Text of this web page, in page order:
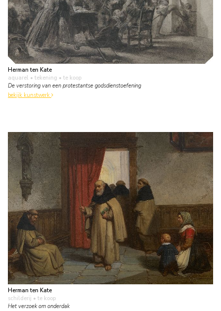
Herman ten Kate
aquarel • tekening • te koop
De verstoring van een protestantse godsdienstoefening
bekijk kunstwerk
Herman ten Kate
schilderij • te koop
Het verzoek om onderdak